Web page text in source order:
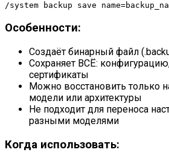
/system backup save
Особенности:
Создаёт бинарный файл
Сохраняет ВСЁ:
сертификаты
Можно восстановить только
модели или архитектуры
Не подходит для переноса
разными моделями
Когда использовать: